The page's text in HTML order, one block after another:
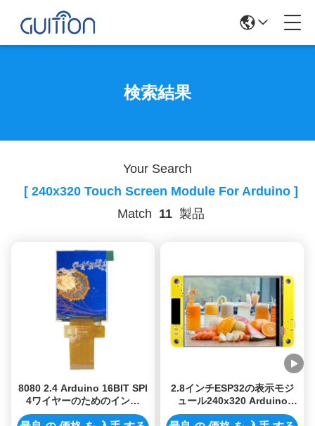
検索結果
Your Search
[ 240x320 Touch Screen Module For Arduino ]
Match 11 製品
8080 2.4 Arduino 16BIT SPI
4ワイヤーのためのインチ
Lcdモジュール240x320のタ
2.8インチESP32の表示モジ
ュール240x320 Arduino
LVGL Lcdのタッチ画面 モジ